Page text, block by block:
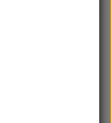
udtryk👥
i dans og